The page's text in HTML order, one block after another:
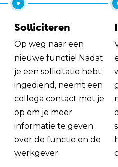
Solliciteren
Op weg naar een
nieuwe functie! Nadat
je een sollicitatie hebt
ingediend, neemt een
collega contact met je
op om je meer
informatie te geven
over de functie en de
werkgever.